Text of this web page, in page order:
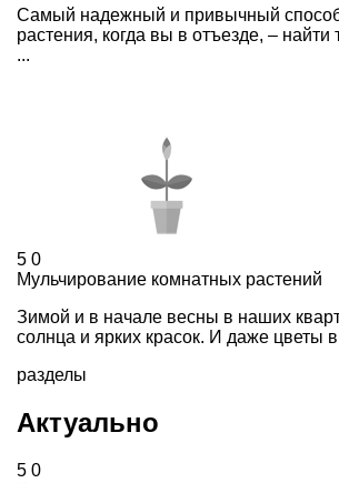
Самый надежный и привычный
растения, когда вы в отъезде, – найти
...
5 0
Мульчирование комнатных растений
Зимой и в начале весны в наших
солнца и ярких красок. И даже цветы
разделы
Актуально
5 0